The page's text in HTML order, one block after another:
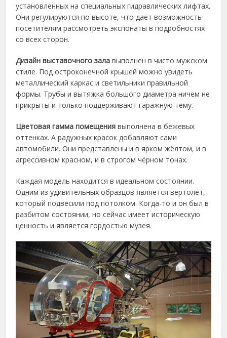
установленных на специальных гидравлических лифтах.
Они регулируются по высоте, что даёт возможность
посетителям рассмотреть экспонаты в подробностях
со всех сторон.
Дизайн выставочного зала выполнен в чисто мужском
стиле. Под остроконечной крышей можно увидеть
металлический каркас и светильники правильной
формы. Трубы и вытяжка большого диаметра ничем не
прикрыты и только поддерживают гаражную тему.
Цветовая гамма помещения выполнена в бежевых
оттенках. А радужных красок добавляют сами
автомобили. Они представлены и в ярком жёлтом, и в
агрессивном красном, и в строгом чёрном тонах.
Каждая модель находится в идеальном состоянии.
Одним из удивительных образцов является вертолёт,
который подвесили под потолком. Когда-то и он был в
разбитом состоянии, но сейчас имеет историческую
ценность и является гордостью музея.